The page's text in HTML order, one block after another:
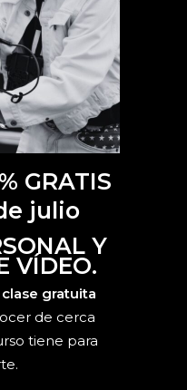
GRATIS
julio
Y
VÍDEO.
gratuita
de cerca
tiene para